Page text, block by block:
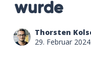
wurde
Thorsten
29. Februar 2024